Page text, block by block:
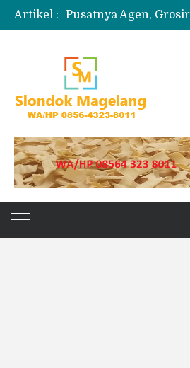
Artikel :
Produksi Slondok
Jual Puyur Koin